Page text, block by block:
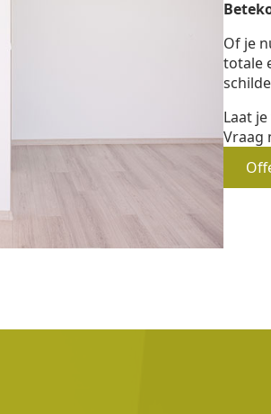
Of je
totale
Laat
Vraag